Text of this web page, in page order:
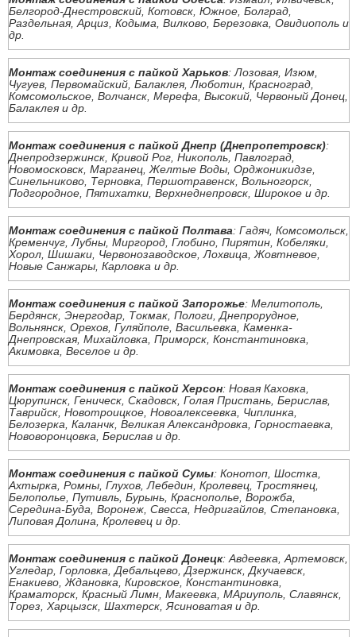
Белгород-Днестровский, Котовск, Южное, Болград,
Раздельная, Арциз, Кодыма, Вилково, Березовка, Овидиополь и
др.
Монтаж соединения с пайкой Харьков: Лозовая, Изюм,
Чугуев, Первомайский, Балаклея, Люботин, Красноград,
Комсомольское, Волчанск, Мерефа, Высокий, Червоный Донец,
Балаклея и др.
Монтаж соединения с пайкой Днепр (Днепропетровск):
Днепродзержинск, Кривой Рог, Никополь, Павлоград,
Новомосковск, Марганец, Желтые Воды, Орджоникидзе,
Синельниково, Терновка, Першотравенск, Вольногорск,
Подгородное, Пятихатки, Верхнеднепровск, Широкое и др.
Монтаж соединения с пайкой Полтава: Гадяч, Комсомольск,
Кременчуг, Лубны, Миргород, Глобино, Пирятин, Кобеляки,
Хорол, Шишаки, Червонозаводское, Лохвица, Жовтневое,
Новые Санжары, Карловка и др.
Монтаж соединения с пайкой Запорожье: Мелитополь,
Бердянск, Энергодар, Токмак, Пологи, Днепрорудное,
Вольнянск, Орехов, Гуляйполе, Васильевка, Каменка-
Днепровская, Михайловка, Приморск, Константиновка,
Акимовка, Веселое и др.
Монтаж соединения с пайкой Херсон: Новая Каховка,
Цюрупинск, Геническ, Скадовск, Голая Пристань, Берислав,
Таврийск, Новотроицкое, Новоалексеевка, Чиплинка,
Белозерка, Каланчк, Великая Александровка, Горностаевка,
Нововоронцовка, Берислав и др.
Монтаж соединения с пайкой Сумы: Конотоп, Шостка,
Ахтырка, Ромны, Глухов, Лебедин, Кролевец, Тростянец,
Белополье, Путивль, Бурынь, Краснополье, Ворожба,
Середина-Буда, Воронеж, Свесса, Недригайлов, Степановка,
Липовая Долина, Кролевец и др.
Монтаж соединения с пайкой Донецк: Авдеевка, Артемовск,
Угледар, Горловка, Дебальцево, Дзержинск, Дкучаевск,
Енакиево, Ждановка, Кировское, Константиновка,
Краматорск, Красный Лимн, Макеевка, МАриуполь, Славянск,
Торез, Харцызск, Шахтерск, Ясиноватая и др.